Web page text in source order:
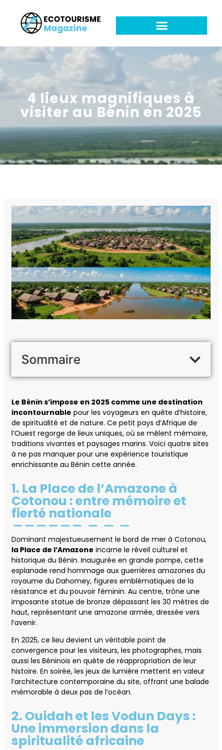
4 lieux magnifiques à
visiter au Bénin en 2025
Sommaire
Le Bénin s’impose en 2025 comme une destination
incontournable pour les voyageurs en quête d’histoire,
de spiritualité et de nature. Ce petit pays d’Afrique de
l’Ouest regorge de lieux uniques, où se mêlent mémoire,
traditions vivantes et paysages marins. Voici quatre sites
à ne pas manquer pour une expérience touristique
enrichissante au Bénin cette année.
1. La Place de l’Amazone à
Cotonou : entre mémoire et
fierté nationale
Dominant majestueusement le bord de mer à Cotonou,
la Place de l’Amazone incarne le réveil culturel et
historique du Bénin. Inaugurée en grande pompe, cette
esplanade rend hommage aux guerrières amazones du
royaume du Dahomey, figures emblématiques de la
résistance et du pouvoir féminin. Au centre, trône une
imposante statue de bronze dépassant les 30 mètres de
haut, représentant une amazone armée, dressée vers
l’avenir.
En 2025, ce lieu devient un véritable point de
convergence pour les visiteurs, les photographes, mais
aussi les Béninois en quête de réappropriation de leur
histoire. En soirée, les jeux de lumière mettent en valeur
l’architecture contemporaine du site, offrant une balade
mémorable à deux pas de l’océan.
2. Ouidah et les Vodun Days :
Une immersion dans la
spiritualité africaine